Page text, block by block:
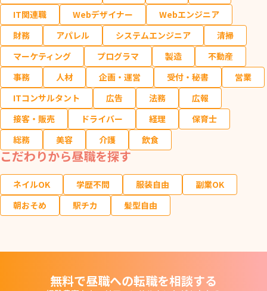
IT関連職
Webデザイナー
Webエンジニア
財務
アパレル システムエンジニア
清掃
マーケティング
プログラマ 製造
不動産
事務
人材 企画・運営 受付・秘書
営業
ITコンサルタント
広告 法務
広報
接客・販売
ドライバー 経理
保育士
総務
美容 介護 飲食
こだわりから昼職を探す
ネイルOK 学歴不問 服装自由
副業OK
朝おそめ
駅チカ 髪型自由
無料で昼職への転職を相談する